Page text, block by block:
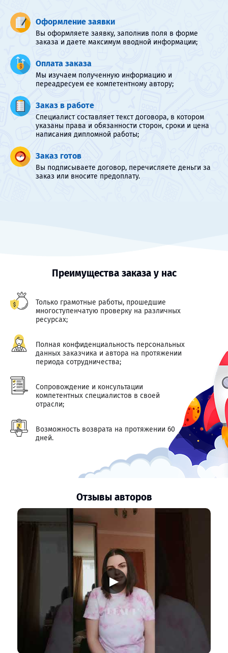
Оформление заявки
Вы оформляете заявку, заполнив поля в форме
заказа и даете максимум вводной информации;
Оплата заказа
Мы изучаем полученную информацию и
переадресуем ее компетентному автору;
Заказ в работе
Специалист составляет текст договора, в котором
указаны права и обязанности сторон, сроки и цена
написания дипломной работы;
Заказ готов
Вы подписываете договор, перечисляете деньги за
заказ или вносите предоплату.
Преимущества заказа у нас
Только грамотные работы, прошедшие
многоступенчатую проверку на различных
ресурсах;
Полная конфиденциальность персональных
данных заказчика и автора на протяжении
периода сотрудничества;
Сопровождение и консультации
компетентных специалистов в своей
отрасли;
Возможность возврата на протяжении 60
дней.
Отзывы авторов
▶